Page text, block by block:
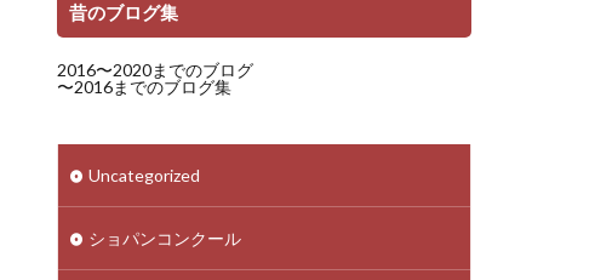
昔のブログ集
2016〜2020までのブログ
〜2016までのブログ集
Uncategorized
ショパンコンクール